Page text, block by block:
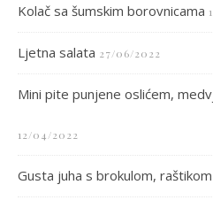
Kolač sa šumskim borovnicama
Ljetna salata 27/06/2022
Mini pite punjene oslićem,
12/04/2022
Gusta juha s brokulom,